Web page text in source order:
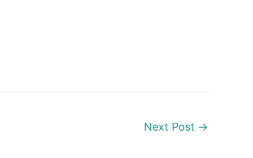
Next Post →